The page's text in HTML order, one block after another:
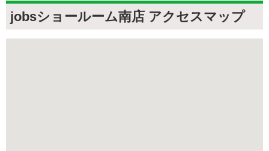
jobsショールーム南店 アクセスマップ